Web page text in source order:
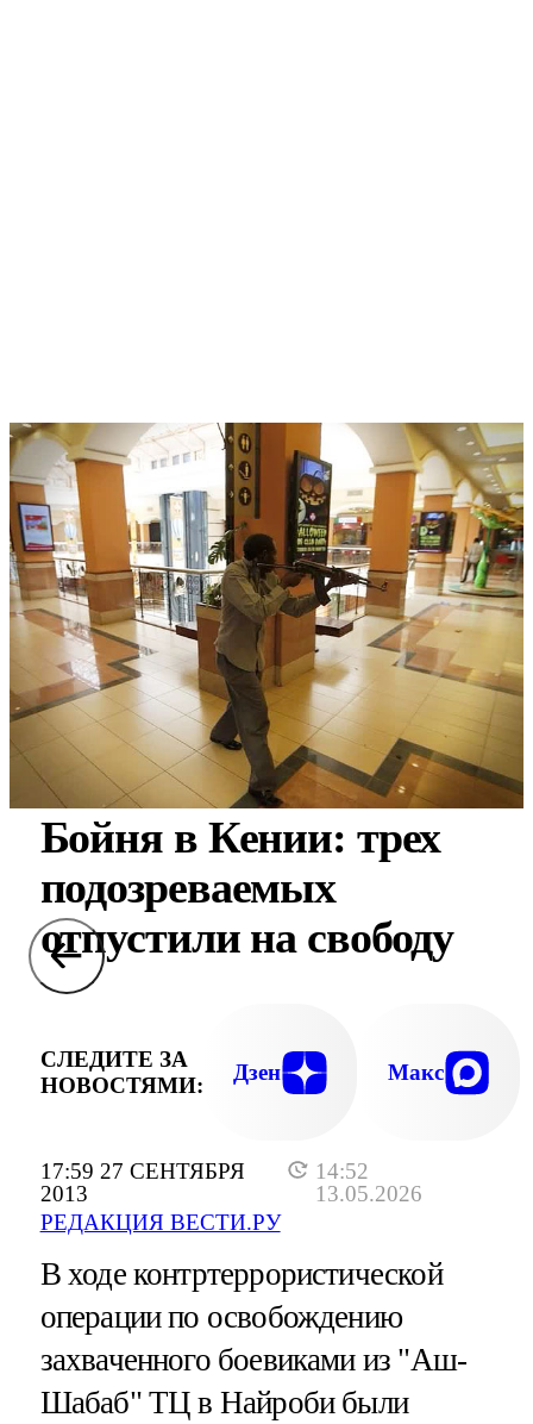
17:59 27 СЕНТЯБРЯ
2013
14:52
13.05.2026
РЕДАКЦИЯ ВЕСТИ.РУ
Бойня в Кении: трех
подозреваемых
отпустили на свободу
СЛЕДИТЕ ЗА
НОВОСТЯМИ:
Дзен Макс
В ходе контртеррористической
операции по освобождению
захваченного боевиками из "Аш-
Шабаб" ТЦ в Найроби были